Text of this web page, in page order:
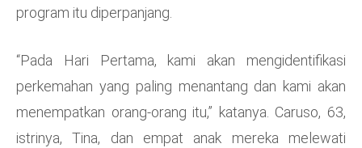
program itu diperpanjang.
“Pada Hari Pertama, kami akan mengidentifikasi
perkemahan yang paling menantang dan kami akan
menempatkan orang-orang itu,” katanya. Caruso, 63,
istrinya, Tina, dan empat anak mereka melewati